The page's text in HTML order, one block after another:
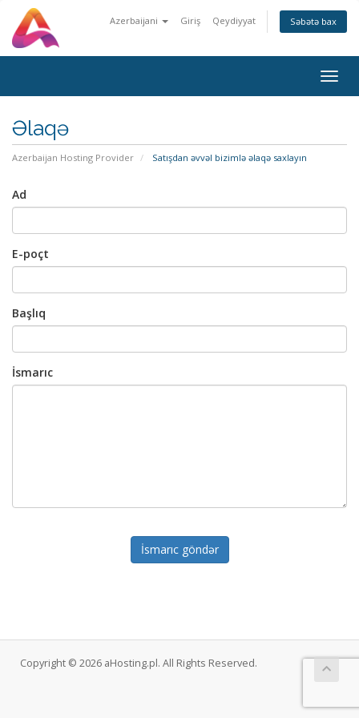
Azerbaijani Giriş Qeydiyyat Səbətə bax
Əlaqə
Azerbaijan Hosting Provider Satışdan əvvəl bizimlə əlaqə saxlayın
Ad
E-poçt
Başlıq
İsmarıc
İsmarıc göndər
Copyright © 2026 aHosting.pl. All Rights Reserved.